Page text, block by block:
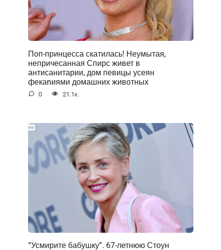
Поп-принцесса скатилась! Неумытая,
непричесанная Спирс живет в
антисанитарии, дом певицы усеян
фекаnиями домашних животных
0 21.1к.
“Усмирите бабушку”. 67-летнюю Стоун